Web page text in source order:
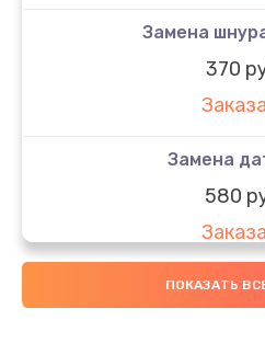
Замена
370
Замена
580
ПОКАЗАТЬ